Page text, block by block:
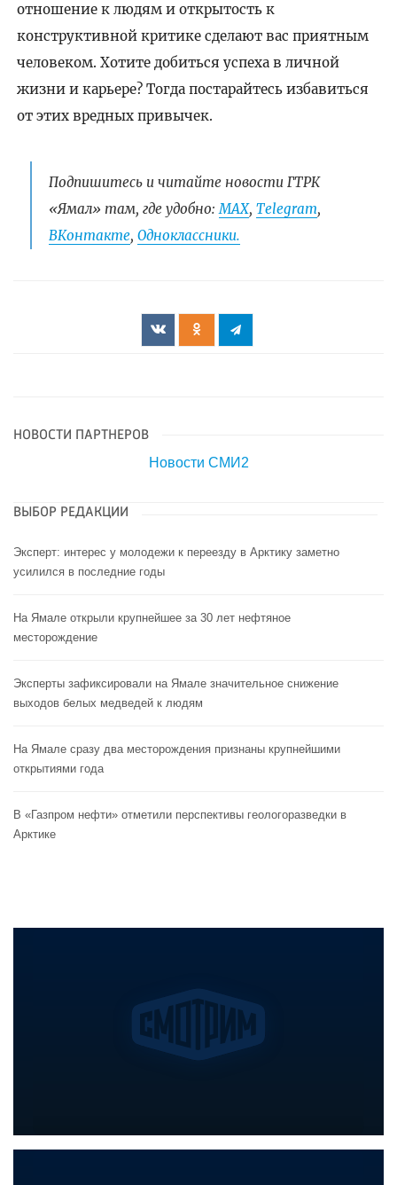
отношение к людям и открытость к
конструктивной критике сделают вас приятным
человеком. Хотите добиться успеха в личной
жизни и карьере? Тогда постарайтесь избавиться
от этих вредных привычек.
Подпишитесь и читайте новости ГТРК
«Ямал» там, где удобно: МАХ, Telegram,
ВКонтакте, Одноклассники.
НОВОСТИ ПАРТНЕРОВ
Новости СМИ2
ВЫБОР РЕДАКЦИИ
Эксперт: интерес у молодежи к переезду в Арктику заметно
усилился в последние годы
На Ямале открыли крупнейшее за 30 лет нефтяное
месторождение
Эксперты зафиксировали на Ямале значительное снижение
выходов белых медведей к людям
На Ямале сразу два месторождения признаны крупнейшими
открытиями года
В «Газпром нефти» отметили перспективы геологоразведки в
Арктике